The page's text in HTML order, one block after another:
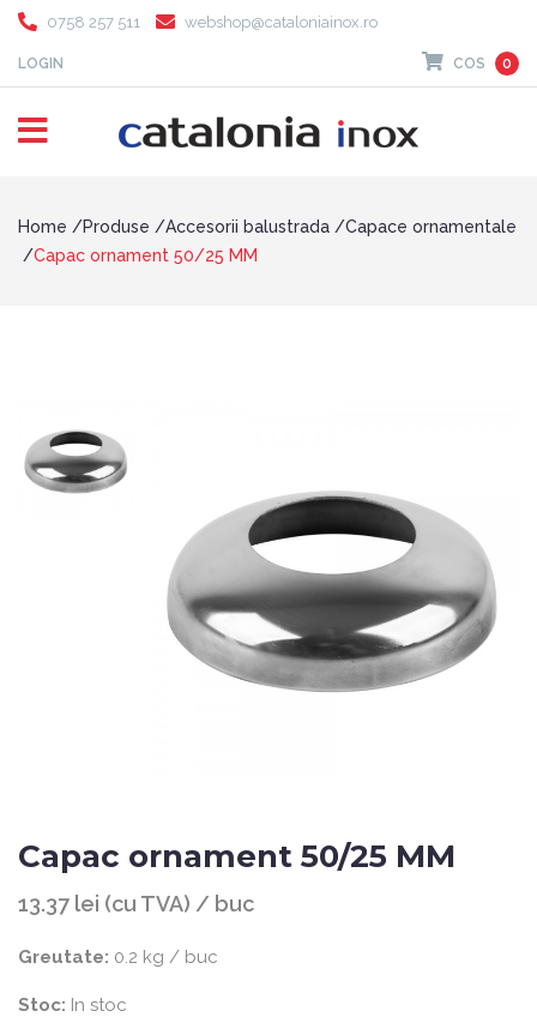
0758 257 511 webshop@cataloniainox.ro
LOGIN COS 0
Home Produse Accesorii balustrada
Capace ornamentale
Capac ornament 50/25 MM
Capac ornament 50/25 MM
13.37 lei (cu TVA) / buc
Greutate: 0.2 kg / buc
Stoc: In stoc